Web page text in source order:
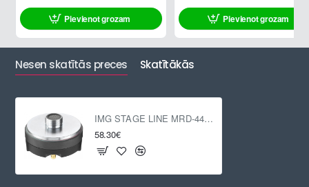
Pievienot grozam Pievienot grozam
Nesen skatītās preces Skatītākās
IMG STAGE LINE MRD-44PA
58.30€